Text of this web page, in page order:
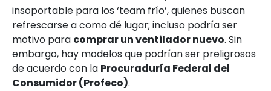
insoportable para los ‘team frío’, quienes buscan
refrescarse a como dé lugar; incluso podría ser
motivo para comprar un ventilador nuevo. Sin
embargo, hay modelos que podrían ser preligrosos
de acuerdo con la Procuraduría Federal del
Consumidor (Profeco).